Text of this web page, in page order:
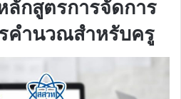
กสูตรการจัดการ
คำนวณสำหรับครู